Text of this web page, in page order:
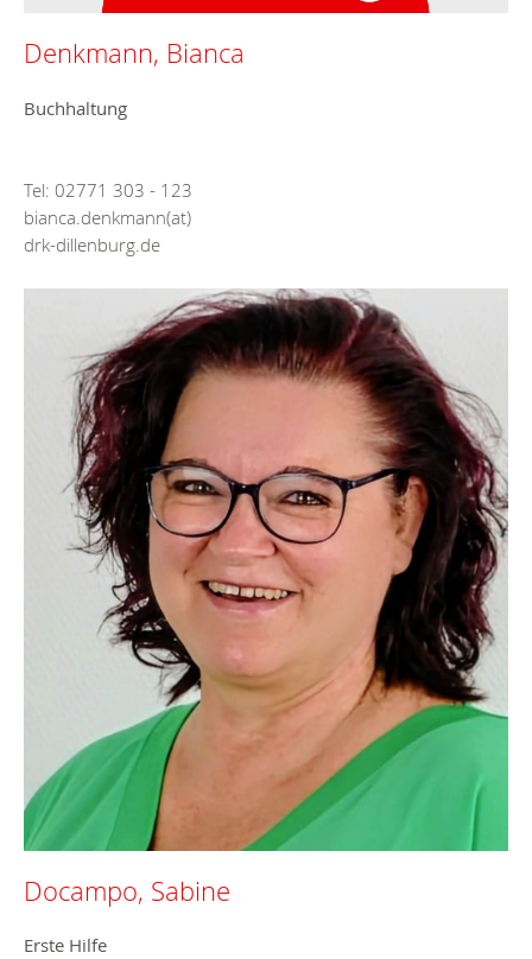
Denkmann, Bianca
Buchhaltung
Tel: 02771 303 - 123
bianca.denkmann(at)
drk-dillenburg.de
Docampo, Sabine
Erste Hilfe